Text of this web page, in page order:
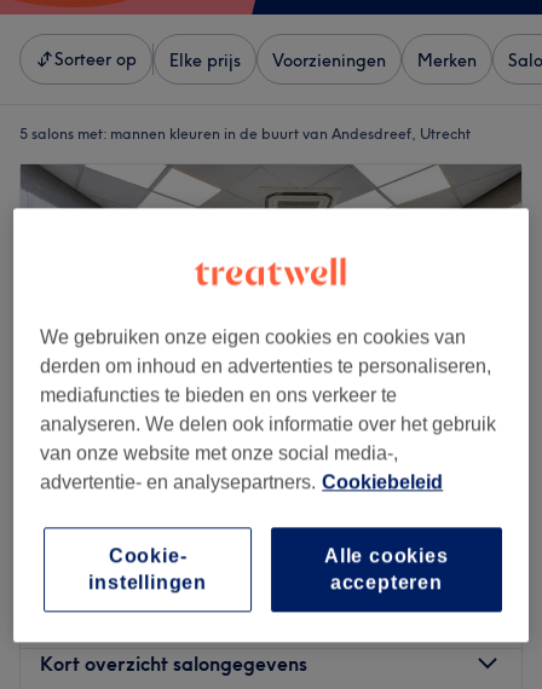
Sorteer op Elke prijs Voorzieningen Merken
5 salons met: mannen kleuren in de buurt van Andesdreef, Utrecht
Utrecht
Laat zien op de kaart
Kort overzicht salongegevens
We gebruiken onze eigen cookies en cookies van
derden om inhoud en advertenties te personaliseren,
mediafuncties te bieden en ons verkeer te
analyseren. We delen ook informatie over het gebruik
van onze website met onze social media-,
advertentie- en analysepartners. Cookiebeleid
Alle cookies
accepteren
Cookie-
instellingen